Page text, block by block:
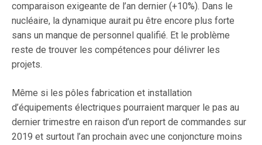
comparaison exigeante de l’an dernier (+10%). Dans le
nucléaire, la dynamique aurait pu être encore plus forte
sans un manque de personnel qualifié. Et le problème
reste de trouver les compétences pour délivrer les
projets.
Même si les pôles fabrication et installation
d’équipements électriques pourraient marquer le pas au
dernier trimestre en raison d’un report de commandes sur
2019 et surtout l’an prochain avec une conjoncture moins